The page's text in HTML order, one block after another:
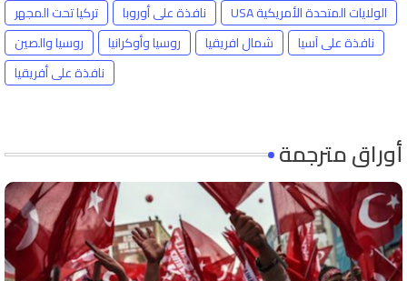
تركيا تحت المجهر نافذة على أوروبا
الولايات المتحدة الأمريكية USA
روسيا والصين
روسيا وأوكرانيا شمال افريقيا
نافذة على آسيا
نافذة على أفريقيا
أوراق مترجمة